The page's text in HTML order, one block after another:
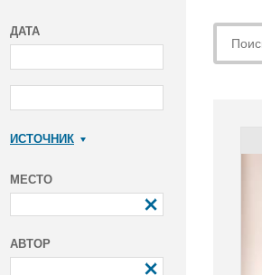
ДАТА
ИСТОЧНИК
МЕСТО
АВТОР